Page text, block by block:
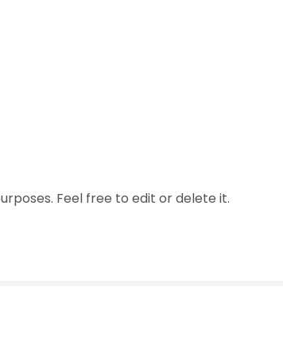
Feel free to edit or delete it.